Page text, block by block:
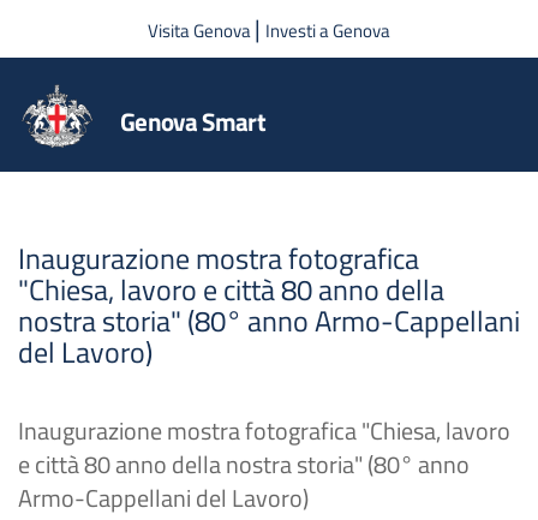
Salta al contenuto principale
Visita Genova| Investi a Genova
Genova Smart
Inaugurazione mostra fotografica
"Chiesa, lavoro e città 80 anno della
nostra storia" (80° anno Armo-Cappellani
del Lavoro)
Inaugurazione mostra fotografica "Chiesa, lavoro
e città 80 anno della nostra storia" (80° anno
Armo-Cappellani del Lavoro)